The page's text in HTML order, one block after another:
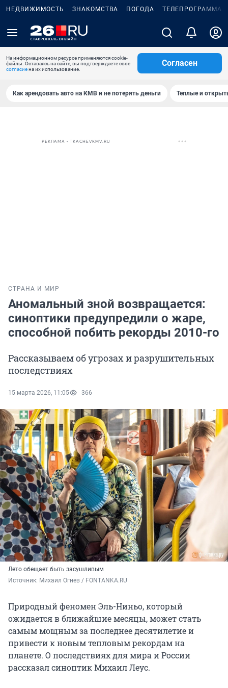
НЕДВИЖИМОСТЬ ЗНАКОМСТВА ПОГОДА ТЕЛЕПРОГРАММА
На информационном ресурсе применяются cookie-
файлы. Оставаясь на сайте, вы подтверждаете свое
согласиена их использование.
Согласен
Как арендовать авто на КМВ и не потерять деньги Теплые и
РЕКЛАМА • TKACHEVKMV.RU
СТРАНА И МИР
Аномальный зной возвращается:
синоптики предупредили о жаре,
способной побить рекорды 2010-го
Рассказываем об угрозах и разрушительных
последствиях
15 марта 2026, 11:05 366
Лето обещает быть засушливым
Источник: Михаил Огнев / FONTANKA.RU
Природный феномен Эль-Ниньо, который
ожидается в ближайшие месяцы, может стать
самым мощным за последнее десятилетие и
привести к новым тепловым рекордам на
планете. О последствиях для мира и России
рассказал синоптик Михаил Леус.